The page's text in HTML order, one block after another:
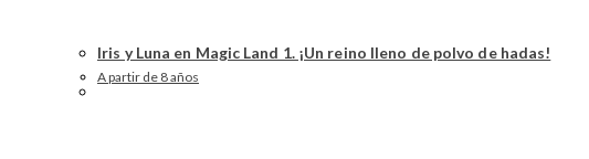
Iris y Luna en Magic Land 1. ¡Un reino lleno de polvo de hadas!
A partir de 8 años